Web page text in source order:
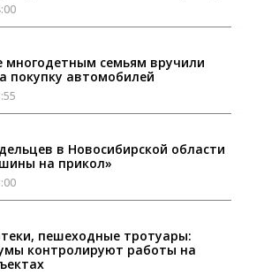
многодетным семьям вручили
покупку автомобилей
в Новосибирской области
на прикол»
пешеходные тротуары:
контролируют работы на